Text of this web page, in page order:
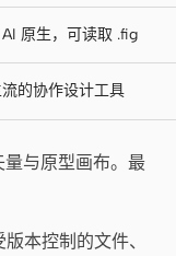
原生，可读取 .fig
的协作设计工具
与原型画布。最
本控制的文件、